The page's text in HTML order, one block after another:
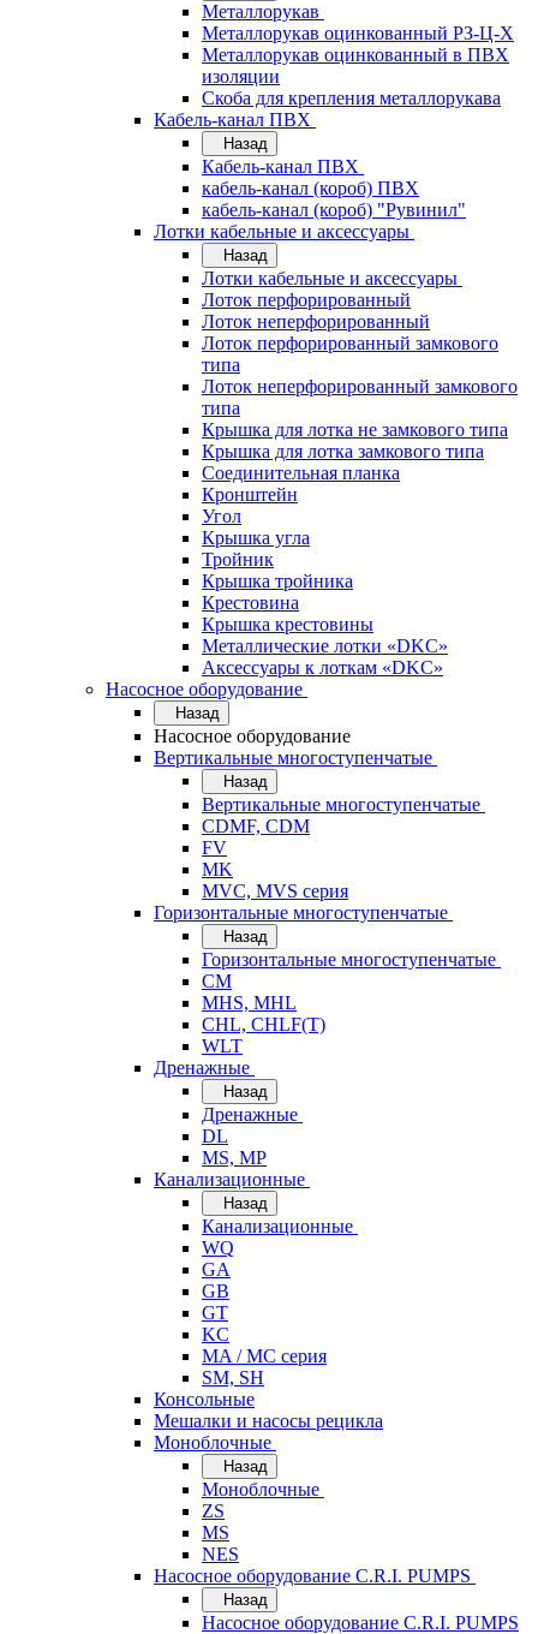
Металлорукав
Металлорукав оцинкованный РЗ-Ц-Х
Металлорукав оцинкованный в ПВХ
изоляции
Скоба для крепления металлорукава
Кабель-канал ПВХ
Назад
Кабель-канал ПВХ
кабель-канал (короб) ПВХ
кабель-канал (короб) "Рувинил"
Лотки кабельные и аксессуары
Назад
Лотки кабельные и аксессуары
Лоток перфорированный
Лоток неперфорированный
Лоток перфорированный замкового
типа
Лоток неперфорированный замкового
типа
Крышка для лотка не замкового типа
Крышка для лотка замкового типа
Соединительная планка
Кронштейн
Угол
Крышка угла
Тройник
Крышка тройника
Крестовина
Крышка крестовины
Металлические лотки «DKC»
Аксессуары к лоткам «DKC»
Насосное оборудование
Назад
Насосное оборудование
Вертикальные многоступенчатые
Назад
Вертикальные многоступенчатые
CDMF, CDM
FV
MK
MVC, MVS серия
Горизонтальные многоступенчатые
Назад
Горизонтальные многоступенчатые
CM
MHS, MHL
CHL, CHLF(T)
WLT
Дренажные
Назад
Дренажные
DL
MS, MP
Канализационные
Назад
Канализационные
WQ
GA
GB
GT
KC
MA / MC серия
SM, SH
Консольные
Мешалки и насосы рецикла
Моноблочные
Назад
Моноблочные
ZS
MS
NES
Насосное оборудование C.R.I. PUMPS
Назад
Насосное оборудование C.R.I. PUMPS